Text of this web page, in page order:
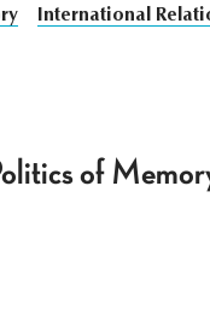
International
of